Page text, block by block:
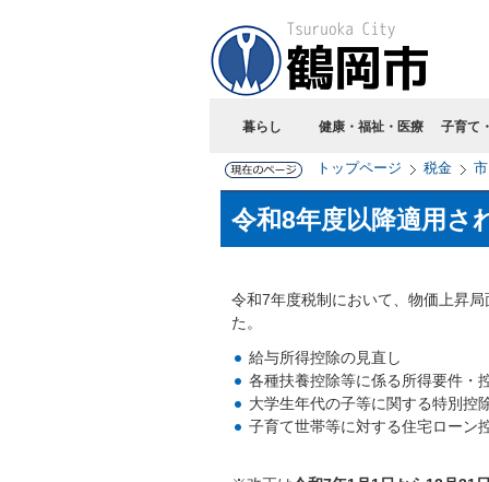
暮らし 健康・福祉・医療 子育て
トップページ 税金
令和8年度以降適用さ
令和7年度税制において、物価上昇
た。
給与所得控除の見直し
各種扶養控除等に係る所得要件・
大学生年代の子等に関する特別控
子育て世帯等に対する住宅ローン